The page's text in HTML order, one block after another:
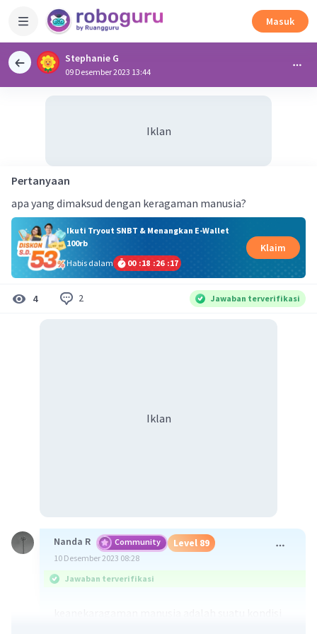
Masuk
Stephanie G
09 Desember 2023 13:44
Iklan
Pertanyaan
apa yang dimaksud dengan keragaman manusia?
Ikuti Tryout SNBT & Menangkan E-Wallet
100rb
Habis dalam
00 :18 :26 :17
Klaim
4 2 Jawaban terverifikasi
Iklan
Nanda R Community Level 89
10 Desember 2023 08:28
Jawaban terverifikasi